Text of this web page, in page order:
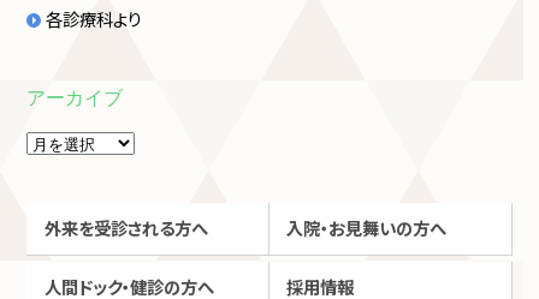
各診療科より
アーカイブ
外来を受診される方へ 入院・お見舞いの方へ
人間ドック・健診の方へ 採用情報